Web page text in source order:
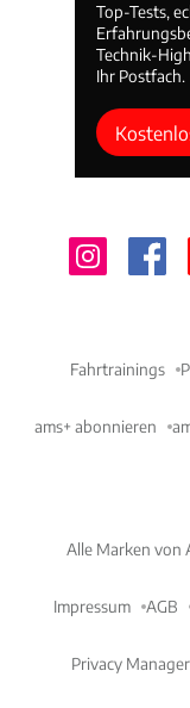
Top-Tests,
Technik-
Ihr Postfach.
Fahrtrainings
ams+ abonnieren
Alle Marken von
Impressum AGB
Privacy Manager